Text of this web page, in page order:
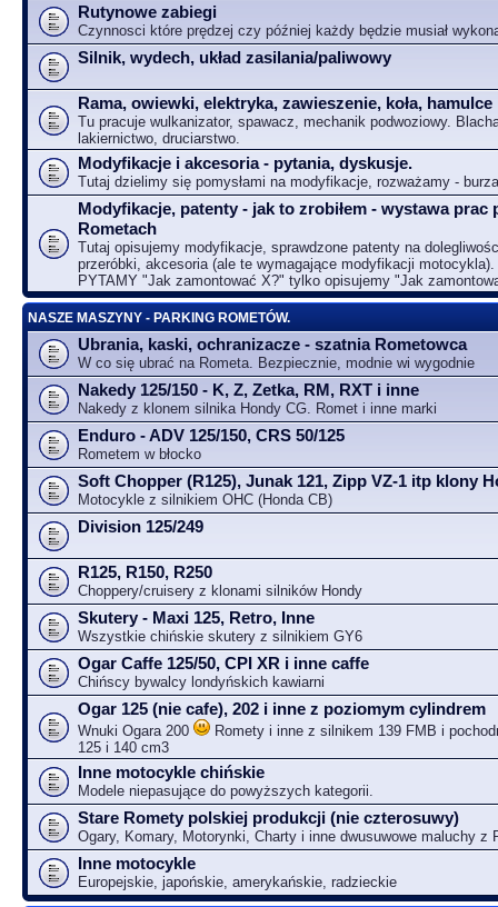
Rutynowe zabiegi
Czynnosci które prędzej czy później każdy będzie musiał
Silnik, wydech, układ zasilania/paliwowy
Rama, owiewki, elektryka, zawieszenie, koła, hamulce
Tu pracuje wulkanizator, spawacz, mechanik podwoziowy.
lakiernictwo, druciarstwo.
Modyfikacje i akcesoria - pytania, dyskusje.
Tutaj dzielimy się pomysłami na modyfikacje, rozważamy -
Modyfikacje, patenty - jak to zrobiłem - wystawa prac
Rometach
Tutaj opisujemy modyfikacje, sprawdzone patenty na
przeróbki, akcesoria (ale te wymagające modyfikacji
PYTAMY "Jak zamontować X?" tylko opisujemy "Jak
NASZE MASZYNY - PARKING ROMETÓW.
Ubrania, kaski, ochranizacze - szatnia Rometowca
W co się ubrać na Rometa. Bezpiecznie, modnie wi wygodnie
Nakedy 125/150 - K, Z, Zetka, RM, RXT i inne
Nakedy z klonem silnika Hondy CG. Romet i inne marki
Enduro - ADV 125/150, CRS 50/125
Rometem w błocko
Soft Chopper (R125), Junak 121, Zipp VZ-1 itp klony
Motocykle z silnikiem OHC (Honda CB)
Division 125/249
R125, R150, R250
Choppery/cruisery z klonami silników Hondy
Skutery - Maxi 125, Retro, Inne
Wszystkie chińskie skutery z silnikiem GY6
Ogar Caffe 125/50, CPI XR i inne caffe
Chińscy bywalcy londyńskich kawiarni
Ogar 125 (nie cafe), 202 i inne z poziomym cylindrem
Wnuki Ogara 200
Romety i inne z silnikem 139 FMB i
125 i 140 cm3
Inne motocykle chińskie
Modele niepasujące do powyższych kategorii.
Stare Romety polskiej produkcji (nie czterosuwy)
Ogary, Komary, Motorynki, Charty i inne dwusuwowe maluchy z
Inne motocykle
Europejskie, japońskie, amerykańskie, radzieckie